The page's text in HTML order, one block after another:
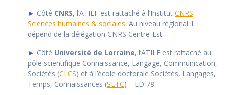
► Côté CNRS, l’ATILF est rattaché à l’Institut CNRS
Sciences humaines & sociales. Au niveau régional il
dépend de la délégation CNRS Centre-Est.
► Côté Université de Lorraine, l’ATILF est rattaché au
pôle scientifique Connaissance, Langage, Communication,
Sociétés (CLCS) et à l’école doctorale Sociétés, Langages,
Temps, Connaissances (SLTC) – ED 78.